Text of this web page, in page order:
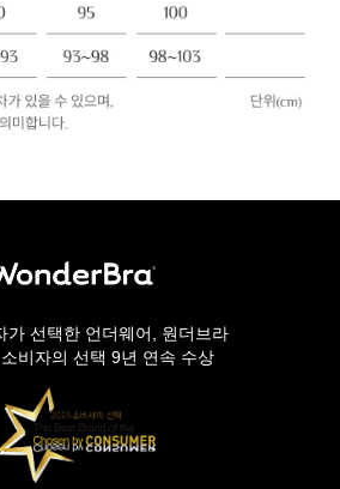
가 선택한 언더웨어, 원더브라
비자의 선택 9년 연속 수상